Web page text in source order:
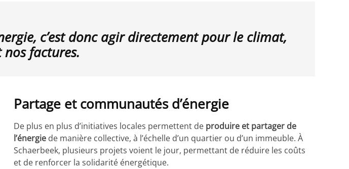
c’est donc agir directement pour le climat,
factures.
Partage et communautés d’énergie
De plus en plus d’initiatives locales permettent de produire et partager de
l’énergie de manière collective, à l’échelle d’un quartier ou d’un immeuble. À
Schaerbeek, plusieurs projets voient le jour, permettant de réduire les coûts
et de renforcer la solidarité énergétique.